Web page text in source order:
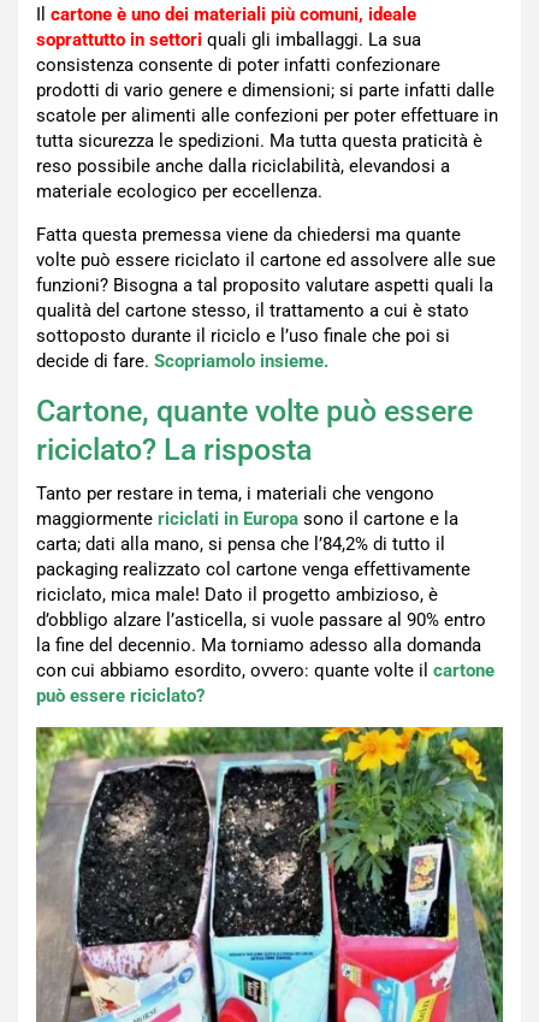
Il cartone è uno dei materiali più comuni, ideale
soprattutto in settori quali gli imballaggi. La sua
consistenza consente di poter infatti confezionare
prodotti di vario genere e dimensioni; si parte infatti dalle
scatole per alimenti alle confezioni per poter effettuare in
tutta sicurezza le spedizioni. Ma tutta questa praticità è
reso possibile anche dalla riciclabilità, elevandosi a
materiale ecologico per eccellenza.
Fatta questa premessa viene da chiedersi ma quante
volte può essere riciclato il cartone ed assolvere alle sue
funzioni? Bisogna a tal proposito valutare aspetti quali la
qualità del cartone stesso, il trattamento a cui è stato
sottoposto durante il riciclo e l’uso finale che poi si
decide di fare. Scopriamolo insieme.
Cartone, quante volte può essere
riciclato? La risposta
Tanto per restare in tema, i materiali che vengono
maggiormente riciclati in Europa sono il cartone e la
carta; dati alla mano, si pensa che l’84,2% di tutto il
packaging realizzato col cartone venga effettivamente
riciclato, mica male! Dato il progetto ambizioso, è
d’obbligo alzare l’asticella, si vuole passare al 90% entro
la fine del decennio. Ma torniamo adesso alla domanda
con cui abbiamo esordito, ovvero: quante volte il cartone
può essere riciclato?